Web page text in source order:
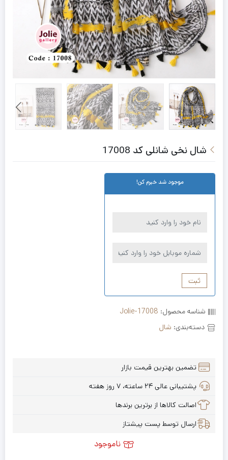
شال نخی شانلی کد 17008
موجود شد خبرم کن!
ثبت
شناسه محصول: Jolie-17008
دسته‌بندی: شال
تضمین بهترین قیمت بازار
پشتیبانی عالی ۲۴ ساعته، ۷ روز هفته
اصالت کالاها از برترین برندها
ارسال توسط پست پیشتاز
ناموجود